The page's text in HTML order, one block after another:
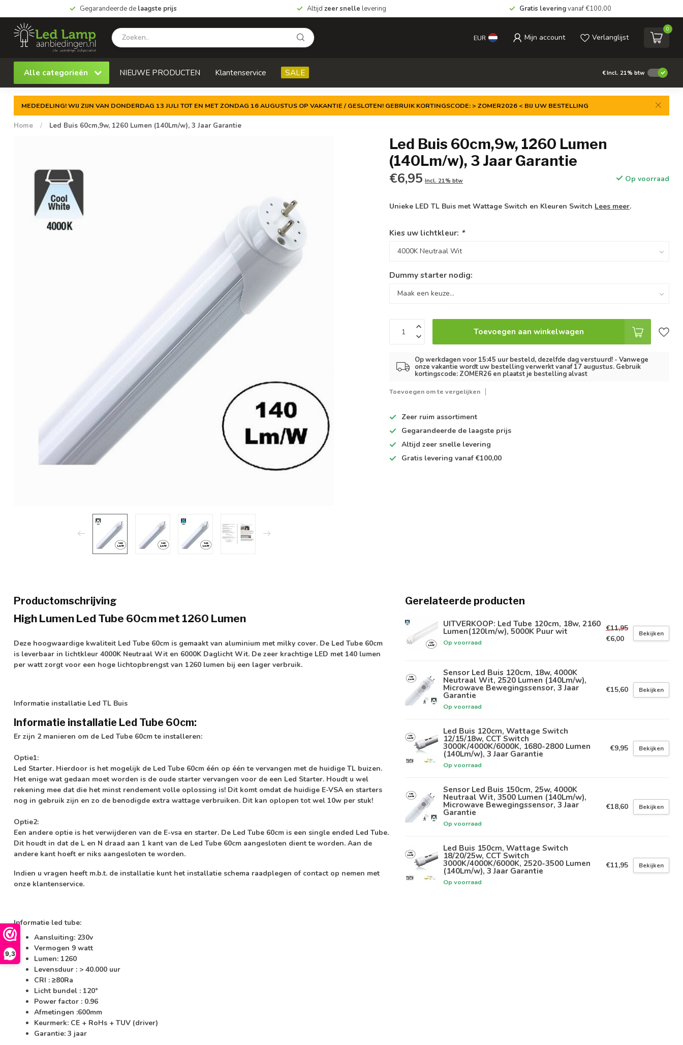
9,3
Gegarandeerde de laagste prijs Altijd zeer snelle levering Gratis leveringvanaf €100,00
EUR Mijn account Verlanglijst
0
Alle categorieën NIEUWE PRODUCTEN Klantenservice SALE €Incl. 21% btw
MEDEDELING! WIJ ZIJN VAN DONDERDAG 13 JULI TOT EN MET ZONDAG 16 AUGUSTUS OP VAKANTIE / GESLOTEN! GEBRUIK KORTINGSCODE: > ZOMER2026 < BIJ UW BESTELLING
Home / Led Buis 60cm,9w, 1260 Lumen (140Lm/w), 3 Jaar Garantie
Led Buis 60cm,9w, 1260 Lumen
(140Lm/w), 3 Jaar Garantie
€6,95 Incl. 21% btw Op voorraad
Unieke LED TL Buis met Wattage Switch en Kleuren Switch Lees meer.
Kies uw lichtkleur: *
Dummy starter nodig:
Toevoegen aan winkelwagen
Op werkdagen voor 15:45 uur besteld, dezelfde dag verstuurd! - Vanwege
onze vakantie wordt uw bestelling verwerkt vanaf 17 augustus. Gebruik
kortingscode: ZOMER26 en plaatst je bestelling alvast
Toevoegen om te vergelijken
Zeer ruim assortiment
Gegarandeerde de laagste prijs
Altijdzeer snelle levering
Gratis levering vanaf €100,00
Productomschrijving
High Lumen Led Tube 60cm met 1260 Lumen
Deze hoogwaardige kwaliteit Led Tube 60cm is gemaakt van aluminium met milky cover. De Led Tube 60cm
is leverbaar in lichtkleur 4000K Neutraal Wit en 6000K Daglicht Wit. De zeer krachtige LED met 140 lumen
per watt zorgt voor een hoge lichtopbrengst van 1260 lumen bij een lager verbruik.
Informatie installatie Led TL Buis
Informatie installatie Led Tube 60cm:
Er zijn 2 manieren om de Led Tube 60cm te installeren:
Optie1:
Led Starter. Hierdoor is het mogelijk de Led Tube 60cm één op één te vervangen met de huidige TL buizen.
Het enige wat gedaan moet worden is de oude starter vervangen voor de een Led Starter. Houdt u wel
rekening mee dat die het minst rendement volle oplossing is! Dit komt omdat de huidige E-VSA en starters
nog in gebruik zijn en zo de benodigde extra wattage verbruiken. Dit kan oplopen tot wel 10w per stuk!
Optie2:
Een andere optie is het verwijderen van de E-vsa en starter. De Led Tube 60cm is een single ended Led Tube.
Dit houdt in dat de L en N draad aan 1 kant van de Led Tube 60cm aangesloten dient te worden. Aan de
andere kant hoeft er niks aangesloten te worden.
Indien u vragen heeft m.b.t. de installatie kunt het installatie schema raadplegen of contact op nemen met
onze klantenservice.
Informatie led tube:
Aansluiting: 230v
Vermogen 9 watt
Lumen: 1260
Levensduur : > 40.000 uur
CRI : ≥80Ra
Licht bundel : 120°
Power factor : 0.96
Afmetingen :600mm
Keurmerk: CE + RoHs + TUV (driver)
Garantie: 3 jaar
Gerelateerde producten
UITVERKOOP: Led Tube 120cm, 18w, 2160
Lumen(120lm/w), 5000K Puur wit
Op voorraad
€11,95
€6,00
Bekijken
Sensor Led Buis 120cm, 18w, 4000K
Neutraal Wit, 2520 Lumen (140Lm/w),
Microwave Bewegingssensor, 3 Jaar
Garantie
Op voorraad
€15,60 Bekijken
Led Buis 120cm, Wattage Switch
12/15/18w, CCT Switch
3000K/4000K/6000K, 1680-2800 Lumen
(140Lm/w), 3 Jaar Garantie
Op voorraad
€9,95 Bekijken
Sensor Led Buis 150cm, 25w, 4000K
Neutraal Wit, 3500 Lumen (140Lm/w),
Microwave Bewegingssensor, 3 Jaar
Garantie
Op voorraad
€18,60 Bekijken
Led Buis 150cm, Wattage Switch
18/20/25w, CCT Switch
3000K/4000K/6000K, 2520-3500 Lumen
(140Lm/w), 3 Jaar Garantie
Op voorraad
€11,95 Bekijken